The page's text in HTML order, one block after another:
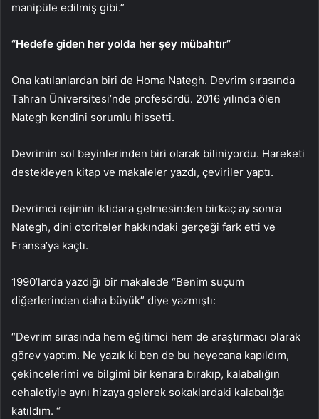
manipüle edilmiş gibi.”
“Hedefe giden her yolda her şey mübahtır”
Ona katılanlardan biri de Homa Nategh. Devrim sırasında
Tahran Üniversitesi’nde profesördü. 2016 yılında ölen
Nategh kendini sorumlu hissetti.
Devrimin sol beyinlerinden biri olarak biliniyordu. Hareketi
destekleyen kitap ve makaleler yazdı, çeviriler yaptı.
Devrimci rejimin iktidara gelmesinden birkaç ay sonra
Nategh, dini otoriteler hakkındaki gerçeği fark etti ve
Fransa’ya kaçtı.
1990’larda yazdığı bir makalede “Benim suçum
diğerlerinden daha büyük” diye yazmıştı:
“Devrim sırasında hem eğitimci hem de araştırmacı olarak
görev yaptım. Ne yazık ki ben de bu heyecana kapıldım,
çekincelerimi ve bilgimi bir kenara bırakıp, kalabalığın
cehaletiyle aynı hizaya gelerek sokaklardaki kalabalığa
katıldım. “